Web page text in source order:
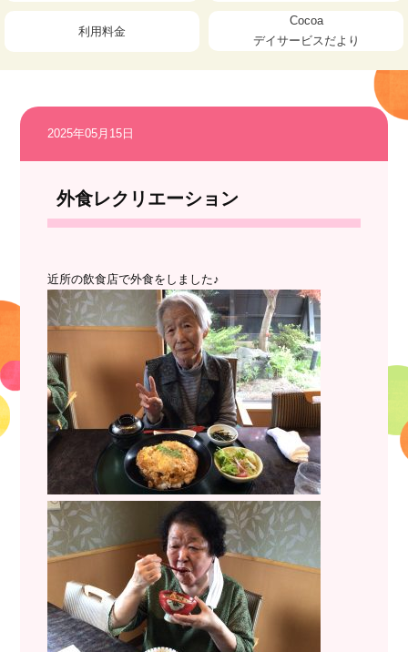
利用料金
Cocoa
デイサービスだより
2025年05月15日
外食レクリエーション
近所の飲食店で外食をしました♪